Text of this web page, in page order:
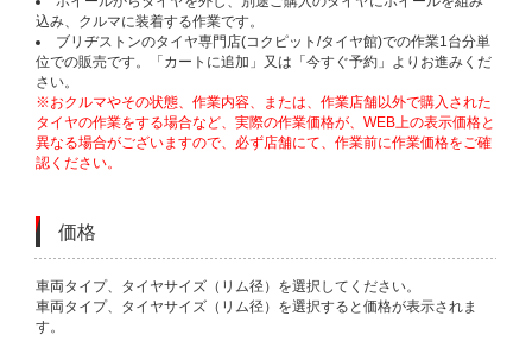
込み、クルマに装着する作業です。
ブリヂストンのタイヤ専門店(コクピット/タイヤ館)での作業1台分単
位での販売です。「カートに追加」又は「今すぐ予約」よりお進みくだ
さい。
※おクルマやその状態、作業内容、または、作業店舗以外で購入された
タイヤの作業をする場合など、実際の作業価格が、WEB上の表示価格と
異なる場合がございますので、必ず店舗にて、作業前に作業価格をご確
認ください。
価格
VARIATIONS
車両タイプ、タイヤサイズ（リム径）を選択してください。
車両タイプ、タイヤサイズ（リム径）を選択すると価格が表示されま
す。